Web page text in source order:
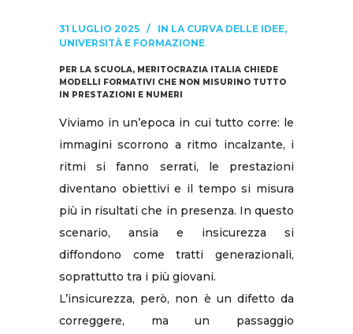
31 LUGLIO 2025 IN LA CURVA DELLE IDEE,
UNIVERSITÀ E FORMAZIONE
PER LA SCUOLA, MERITOCRAZIA ITALIA CHIEDE
MODELLI FORMATIVI CHE NON MISURINO TUTTO
IN PRESTAZIONI E NUMERI
Viviamo in un’epoca in cui tutto corre: le
immagini scorrono a ritmo incalzante, i
ritmi si fanno serrati, le prestazioni
diventano obiettivi e il tempo si misura
più in risultati che in presenza. In questo
scenario, ansia e insicurezza si
diffondono come tratti generazionali,
soprattutto tra i più giovani.
L’insicurezza, però, non è un difetto da
correggere, ma un passaggio